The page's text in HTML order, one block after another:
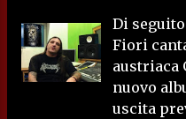
Di
Fiori
austriaca
nuovo
uscita